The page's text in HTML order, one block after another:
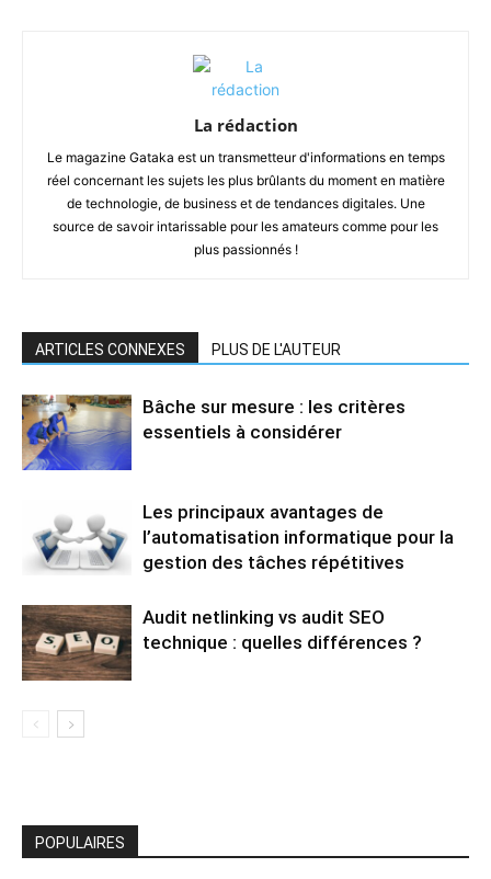
La rédaction
Le magazine Gataka est un transmetteur d'informations en temps
réel concernant les sujets les plus brûlants du moment en matière
de technologie, de business et de tendances digitales. Une
source de savoir intarissable pour les amateurs comme pour les
plus passionnés !
ARTICLES CONNEXES PLUS DE L'AUTEUR
Bâche sur mesure : les critères
essentiels à considérer
Les principaux avantages de
l’automatisation informatique pour la
gestion des tâches répétitives
Audit netlinking vs audit SEO
technique : quelles différences ?
POPULAIRES